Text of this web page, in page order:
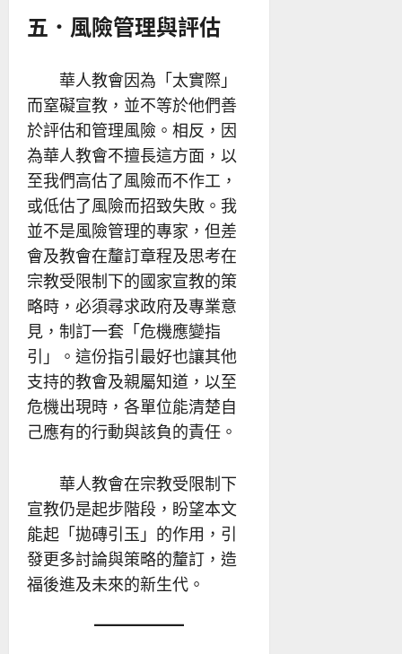
五．風險管理與評估
華人教會因為「太實際」
而窒礙宣教，並不等於他們善
於評估和管理風險。相反，因
為華人教會不擅長這方面，以
至我們高估了風險而不作工，
或低估了風險而招致失敗。我
並不是風險管理的專家，但差
會及教會在釐訂章程及思考在
宗教受限制下的國家宣教的策
略時，必須尋求政府及專業意
見，制訂一套「危機應變指
引」。這份指引最好也讓其他
支持的教會及親屬知道，以至
危機出現時，各單位能清楚自
己應有的行動與該負的責任。
華人教會在宗教受限制下
宣教仍是起步階段，盼望本文
能起「拋磚引玉」的作用，引
發更多討論與策略的釐訂，造
福後進及未來的新生代。